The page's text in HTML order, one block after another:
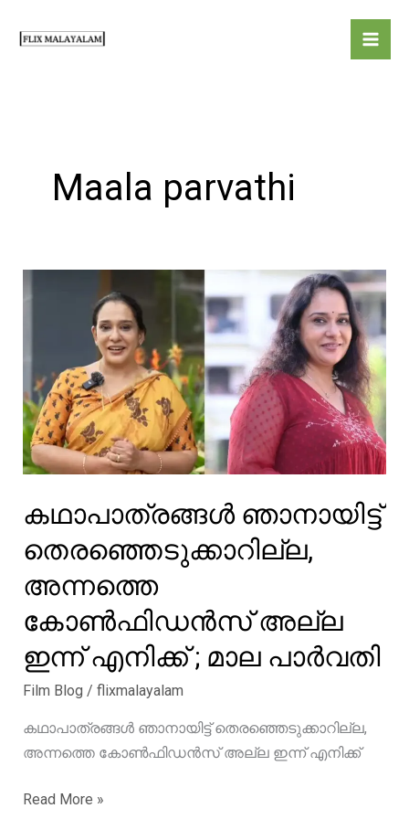
Maala parvathi
കഥാപാത്രങ്ങൾ ഞാനായിട്ട്
തെരഞ്ഞെടുക്കാറില്ല,
അന്നത്തെ
കോൺഫിഡൻസ് അല്ല
ഇന്ന് എനിക്ക് ; മാല പാർവതി
Film Blog / flixmalayalam
കഥാപാത്രങ്ങൾ ഞാനായിട്ട് തെരഞ്ഞെടുക്കാറില്ല,
അന്നത്തെ കോൺഫിഡൻസ് അല്ല ഇന്ന് എനിക്ക്
കഥാപാത്രങ്ങൾ
Read More »